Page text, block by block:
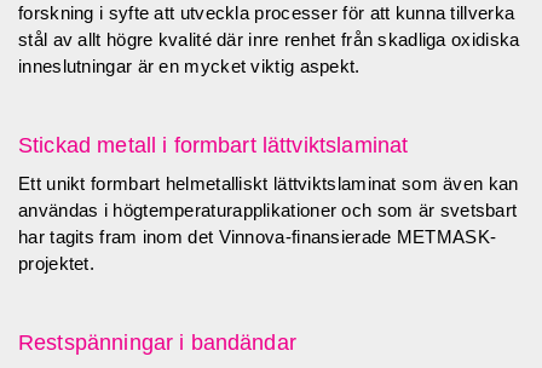
forskning i syfte att utveckla processer för att kunna tillverka
stål av allt högre kvalité där inre renhet från skadliga oxidiska
inneslutningar är en mycket viktig aspekt.
Stickad metall i formbart lättviktslaminat
Ett unikt formbart helmetalliskt lättviktslaminat som även kan
användas i högtemperaturapplikationer och som är svetsbart
har tagits fram inom det Vinnova-finansierade METMASK-
projektet.
Restspänningar i bandändar